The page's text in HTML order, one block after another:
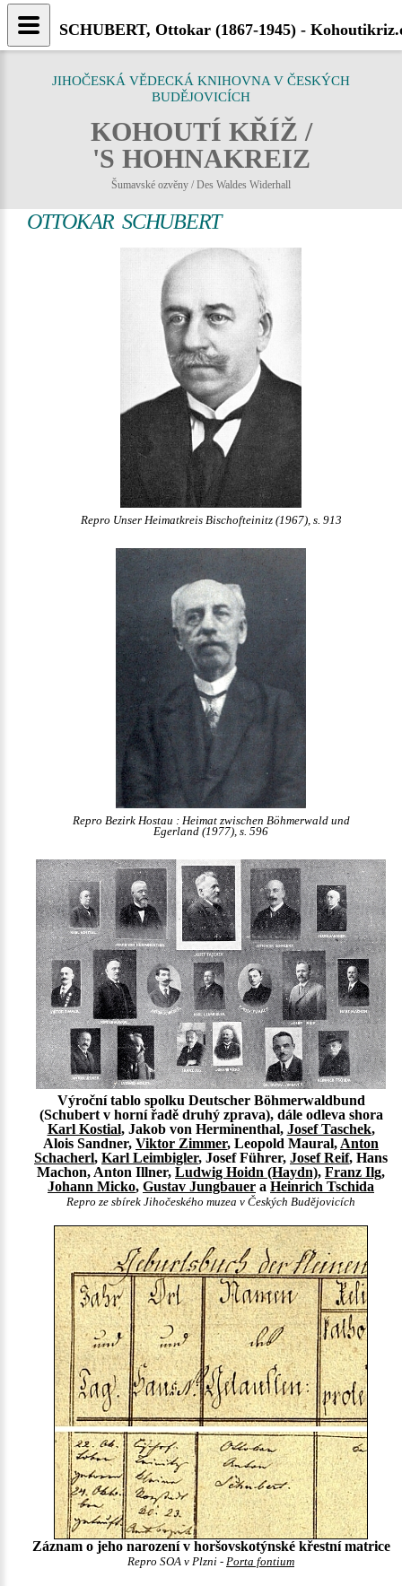
JIHOČESKÁ VĚDECKÁ KNIHOVNA V ČESKÝCH
BUDĚJOVICÍCH
KOHOUTÍ KŘÍŽ /
'S HOHNAKREIZ
Šumavské ozvěny / Des Waldes Widerhall
OTTOKAR SCHUBERT
Repro Unser Heimatkreis Bischofteinitz (1967), s. 913
Repro Bezirk Hostau : Heimat zwischen Böhmerwald und
Egerland (1977), s. 596
Výroční tablo spolku Deutscher Böhmerwaldbund
(Schubert v horní řadě druhý zprava), dále odleva shora
Karl Kostial, Jakob von Herminenthal, Josef Taschek,
Alois Sandner, Viktor Zimmer, Leopold Maural, Anton
Schacherl, Karl Leimbigler, Josef Führer, Josef Reif, Hans
Machon, Anton Illner, Ludwig Hoidn (Haydn), Franz Ilg,
Johann Micko, Gustav Jungbauer a Heinrich Tschida
Repro ze sbírek Jihočeského muzea v Českých Budějovicích
Záznam o jeho narození v horšovskotýnské křestní matrice
Repro SOA v Plzni - Porta fontium
SCHUBERT, Ottokar (1867-1945) -